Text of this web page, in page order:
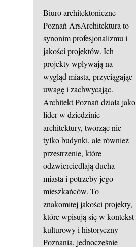
Biuro architektoniczne
Poznań ArsArchitektura to
synonim profesjonalizmu i
jakości projektów. Ich
projekty wpływają na
wygląd miasta, przyciągając
uwagę i zachwycając.
Architekt Poznań działa jako
lider w dziedzinie
architektury, tworząc nie
tylko budynki, ale również
przestrzenie, które
odzwierciedlają ducha
miasta i potrzeby jego
mieszkańców. To
znakomitej jakości projekty,
które wpisują się w kontekst
kulturowy i historyczny
Poznania, jednocześnie